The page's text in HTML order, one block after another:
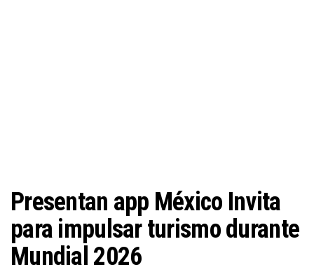
Presentan app México Invita
para impulsar turismo durante
Mundial 2026